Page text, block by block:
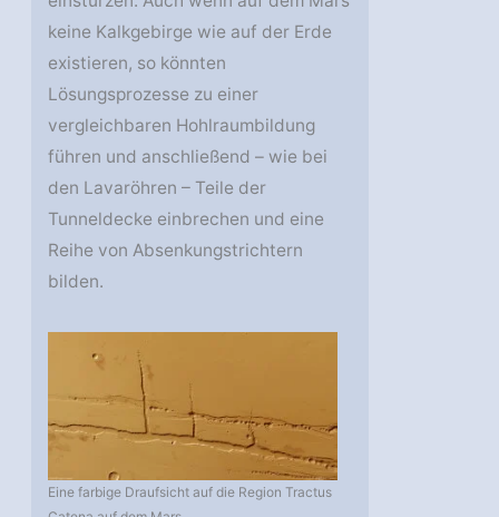
keine Kalkgebirge wie auf der Erde
existieren, so könnten
Lösungsprozesse zu einer
vergleichbaren Hohlraumbildung
führen und anschließend – wie bei
den Lavaröhren – Teile der
Tunneldecke einbrechen und eine
Reihe von Absenkungstrichtern
bilden.
Eine farbige Draufsicht auf die Region Tractus